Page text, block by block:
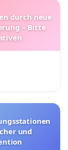
durch neue
– Bitte
und